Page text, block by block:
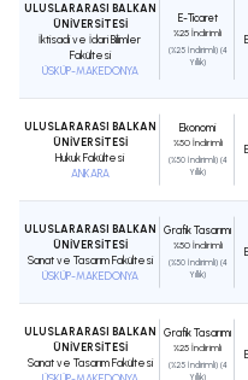
ULUSLARARASI BALKAN
ÜNİVERSİTESİ
İktisadi ve İdari Bilimler
Fakültesi
ÜSKÜP-MAKEDONYA
E-Ticaret
%25 İndirimli
(%25 İndirimli) (4
Yıllık)
ULUSLARARASI BALKAN
ÜNİVERSİTESİ
Hukuk Fakültesi
ANKARA
Ekonomi
%50 İndirimli
(%50 İndirimli) (4
Yıllık)
ULUSLARARASI BALKAN
ÜNİVERSİTESİ
Sanat ve Tasarım Fakültesi
ÜSKÜP-MAKEDONYA
Grafik Tasarımı
%50 İndirimli
(%50 İndirimli) (4
Yıllık)
ULUSLARARASI BALKAN
ÜNİVERSİTESİ
Sanat ve Tasarım Fakültesi
Grafik Tasarımı
%25 İndirimli
(%25 İndirimli) (4
Yıllık)